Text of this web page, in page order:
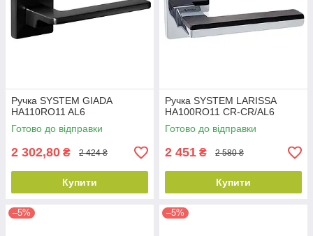
Ручка SYSTEM GIADA
HA110RO11 AL6
Готово до відправки
2 302,80 ₴ 2 424 ₴
Купити
Ручка SYSTEM LARISSA
HA100RO11 CR-CR/AL6
Готово до відправки
2 451 ₴ 2 580 ₴
Купити
–5% –5%